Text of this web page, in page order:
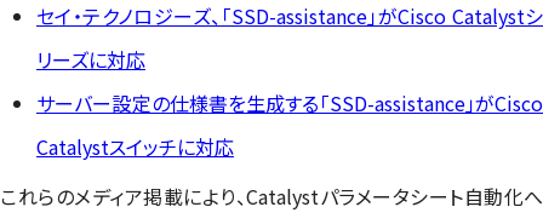
セイ・テクノロジーズ、「SSD-assistance」がCisco Catalystシ
リーズに対応
サーバー設定の仕様書を生成する「SSD-assistance」がCisco
Catalystスイッチに対応
これらのメディア掲載により、Catalystパラメータシート自動化へ